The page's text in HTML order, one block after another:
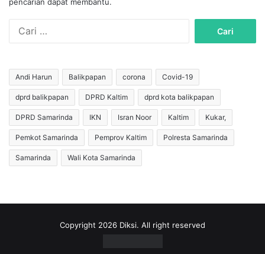
pencarian dapat membantu.
u
n
t
u
k
:
Andi Harun Balikpapan corona Covid-19
dprd balikpapan DPRD Kaltim dprd kota balikpapan
DPRD Samarinda IKN Isran Noor Kaltim Kukar,
Pemkot Samarinda Pemprov Kaltim Polresta Samarinda
Samarinda Wali Kota Samarinda
Copyright 2026 Diksi. All right reserved